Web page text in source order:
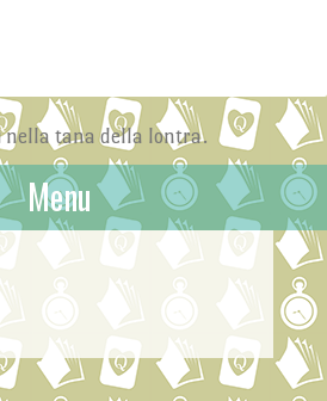
nella tana della lontra.
Menu